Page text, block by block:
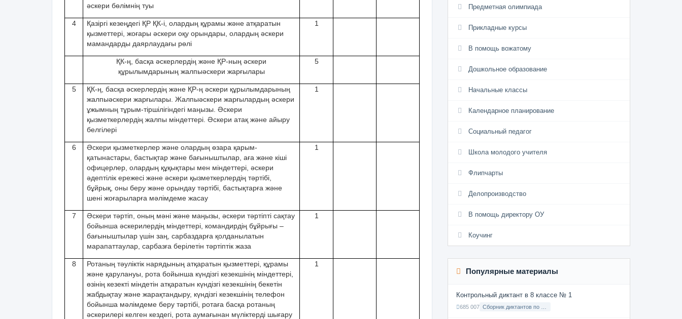
əскери бөлімнің туы
4
Қазіргі кезеңдегі ҚР ҚК-і, олардың құрамы жəне атқаратын
қызметтері, жоғары əскери оқу орындары, олардың əскери
мамандарды даярлаудағы рөлі
1
ҚК-ң, басқа əскерлердің жəне ҚР-ның əскери
құрылымдарының жалпыəскери жарғылары
5
5
ҚК-ң, басқа əскерлердің жəне ҚР-ң əскери құрылымдарының
жалпыəскери жарғылары. Жалпыəскери жарғылардың əскери
ұжымның тұрым-тіршілігіндегі маңызы. Əскери
қызметкерлердің жалпы міндеттері.Əскери атақ жəне айыру
белгілері
1
6
Әскери қызметкерлер жəне олардың өзара қарым-
қатынастары, бастықтар жəне бағыныштылар, аға жəне кіші
офицерлер, олардың құқықтары мен міндеттері, əскери
əдептілік ережесі жəне əскери қызметкерлердің тəртібі,
бұйрық, оны беру жəне орындау тəртібі, бастықтарға жəне
шені жоғарыларға мəлімдеме жасау
1
7
Әскери тəртіп, оның мəні жəне маңызы, əскери тəртіпті сақтау
бойынша əскерилердің міндеттері, командирдің бұйрығы –
бағыныштылар үшін заң, сарбаздарға қолданылатын
марапаттаулар, сарбазға берілетін тəртіптік жаза
1
8
Ротаның тəуліктік нарядының атқаратын қызметтері, құрамы
жəне қарулануы, рота бойынша күндізгі кезекшінің міндеттері,
өзінің кезекті міндетін атқаратын күндізгі кезекшінің бекетін
жабдықтау жəне жарақтандыру, күндізгі кезекшінің телефон
бойынша мəлімдеме беру тəртібі, ротаға басқа ротаның
əскерилері келген кездегі, рота аумағынан мүліктерді шығару
1
Предметная олимпиада
Прикладные курсы
В помощь вожатому
Дошкольное образование
Начальные классы
Календарное планирование
Социальный педагог
Школа молодого учителя
Флипчарты
Делопроизводство
В помощь директору ОУ
Коучинг
Популярные материалы
Контрольный диктант в 8 классе № 1
685 007